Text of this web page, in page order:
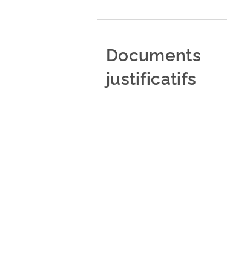
Documents
justificatifs